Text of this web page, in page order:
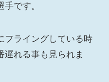
です。
フライングしている時
遅れる事も見られま